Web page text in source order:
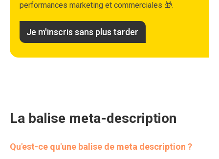
performances marketing et commerciales 🎁.
Je m'inscris sans plus tarder
La balise meta-description
Qu'est-ce qu'une balise de meta description ?